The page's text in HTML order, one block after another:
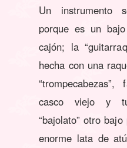
Un instrumento
porque es un
cajón; la
hecha con una
casco viejo y
“bajolato” otro
enorme lata de